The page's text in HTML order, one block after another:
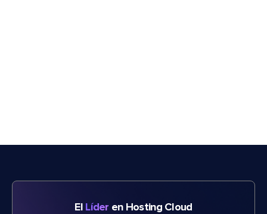
El Líder en Hosting Cloud